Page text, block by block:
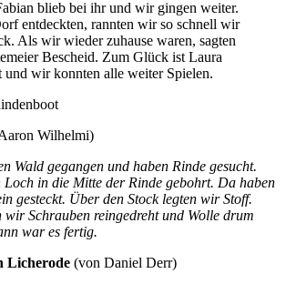
blieb bei ihr und wir gingen weiter.
entdeckten, rannten wir so schnell wir
Als wir wieder zuhause waren, sagten
Bescheid. Zum Glück ist Laura
und wir konnten alle weiter Spielen.
Wilhelmi)
Wald gegangen und haben Rinde gesucht.
in die Mitte der Rinde gebohrt. Da haben
gesteckt. Über den Stock legten wir Stoff.
wir Schrauben reingedreht und Wolle drum
war es fertig.
Licherode (von Daniel Derr)